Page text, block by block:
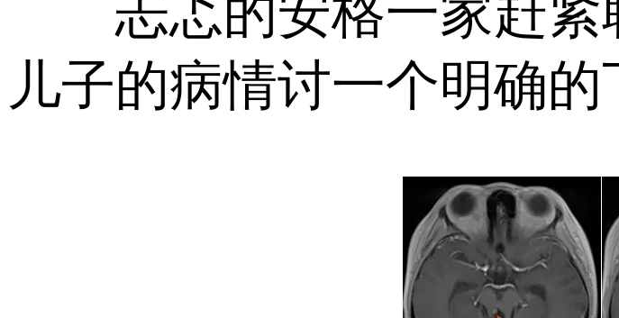
忐忑的安格一家赶紧
儿子的病情讨一个明确